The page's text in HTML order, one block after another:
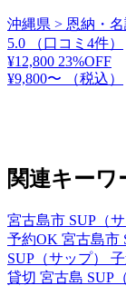
沖縄県 > 恩納・
5.0
（口コミ4件）
¥12,800 23%OFF
¥9,800〜
（税込）
関連キーワ
宮古島市 SUP（
予約OK 宮古島市
SUP（サップ）
貸切 宮古島 SUP